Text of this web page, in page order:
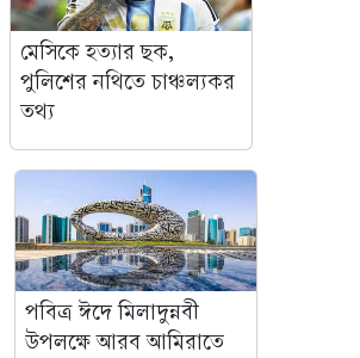
মেসিকে হত্যার ছক,
পুলিশের নথিতে চাঞ্চল্যকর
তথ্য
পবিত্র ঈদে মিলাদুন্নবী
উপলক্ষে আরব আমিরাতে